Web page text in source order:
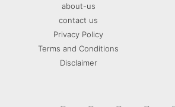
about-us
contact us
Privacy Policy
Terms and Conditions
Disclaimer